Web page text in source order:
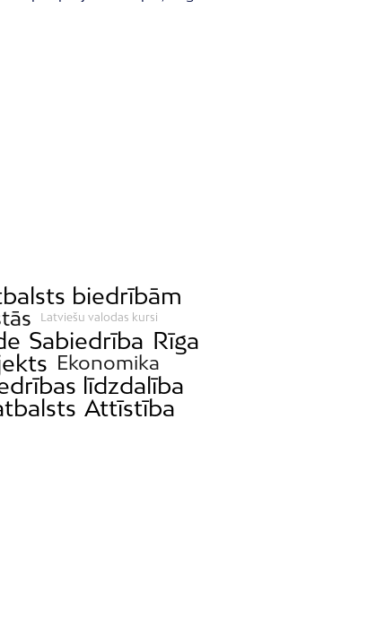
biedrībām
Latviešu valodas kursi
Sabiedrība Rīga
Ekonomika
līdzdalība
Attīstība